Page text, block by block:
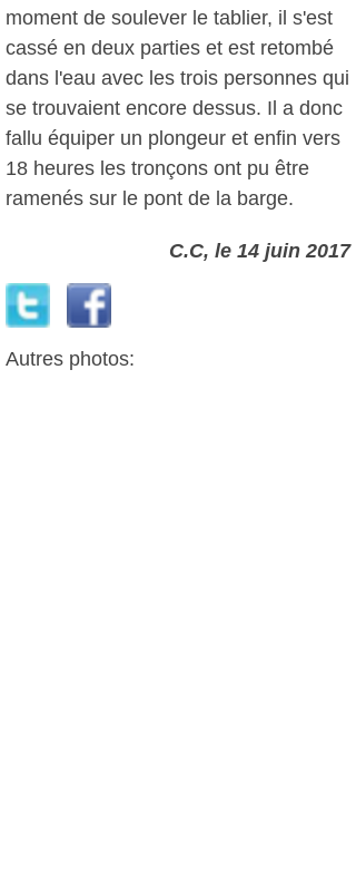
moment de soulever le tablier, il s'est
cassé en deux parties et est retombé
dans l'eau avec les trois personnes qui
se trouvaient encore dessus. Il a donc
fallu équiper un plongeur et enfin vers
18 heures les tronçons ont pu être
ramenés sur le pont de la barge.
C.C, le 14 juin 2017
Autres photos: